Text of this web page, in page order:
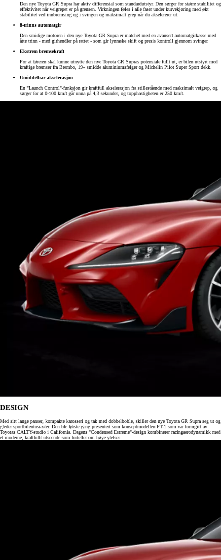
Den nye Toyota GR Supra har aktiv differensial som standardutstyr. Den sørger for større stabilitet og
effektivitet når veigrepet er på grensen. Virkningen føles i alle faser under kurvekjøring med økt
stabilitet ved innbremsing og i svingen og maksimalt grep når du akselererer ut.
8-trinns automatgir
Den smidige motoren i den nye Toyota GR Supra er matchet med en avansert automatgirkasse med
åtte trinn - med girhendler på rattet - som gir lynraske skift og presis kontroll gjennom svinger.
Ekstrem bremsekraft
For at føreren skal kunne utnytte den nye Toyota GR Supras potensiale fullt ut, er bilen utstyrt med
kraftige bremser fra Brembo, 19» smidde aluminiumsfelger og Michelin Pilot Super Sport dekk.
Umiddelbar akselerasjon
En "Launch Control"-funksjon gir kraftfull akselerasjon fra stillestående med maksimalt veigrep, og
sørger for at 0-100 km/t går unna på 4,3 sekunder, og topphastigheten er 250 km/t.
DESIGN
Med sitt lange panser, kompakte karosseri og tak med dobbelboble, skiller den nye Toyota GR Supra seg ut og
gleder sportbilentusiaster. Den ble første gang presentert som konseptmodellen FT-1 som var formgitt av
Toyotas CALTY-studio i California. Dagens "Condensed Estreme"-design kombinerer racingaerodynamikk med
et moderne, kraftfullt utseende som forteller om høye ytelser.